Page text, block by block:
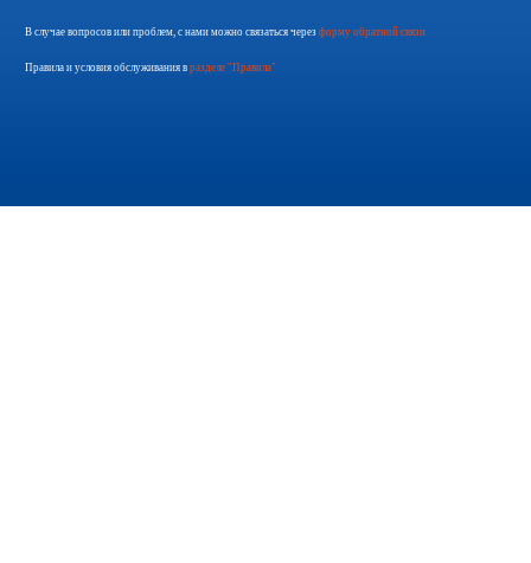
В случае вопросов или проблем, с нами можно связаться через форму обратной связи
Правила и условия обслуживания в разделе "Правила"